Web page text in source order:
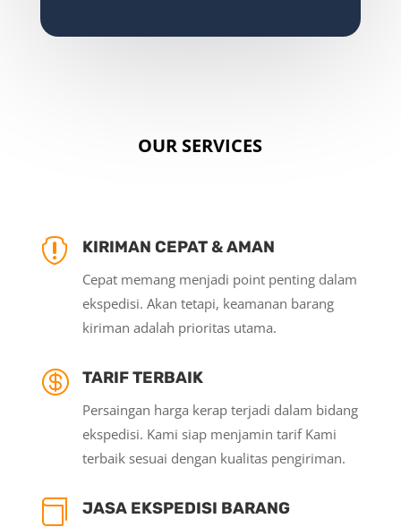
OUR SERVICES
 KIRIMAN CEPAT & AMAN
Cepat memang menjadi point penting dalam
ekspedisi. Akan tetapi, keamanan barang
kiriman adalah prioritas utama.
 TARIF TERBAIK
Persaingan harga kerap terjadi dalam bidang
ekspedisi. Kami siap menjamin tarif Kami
terbaik sesuai dengan kualitas pengiriman.
 JASA EKSPEDISI BARANG